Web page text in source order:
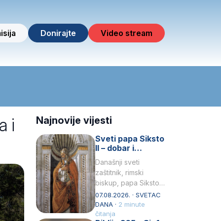
Donirajte Video stream
i
Najnovije vijesti
Sveti papa Siksto
II – dobar i
miroljubiv pastir
Današnji sveti
zaštitnik, rimski
biskup, papa Siksto
(Sixtus) II, prema
knjizi Liber
Pontificalis bio je
07.08.2026. · SVETAC
DANA · 2 minute
čitanja